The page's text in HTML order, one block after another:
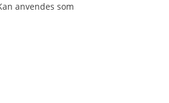
anvendes som